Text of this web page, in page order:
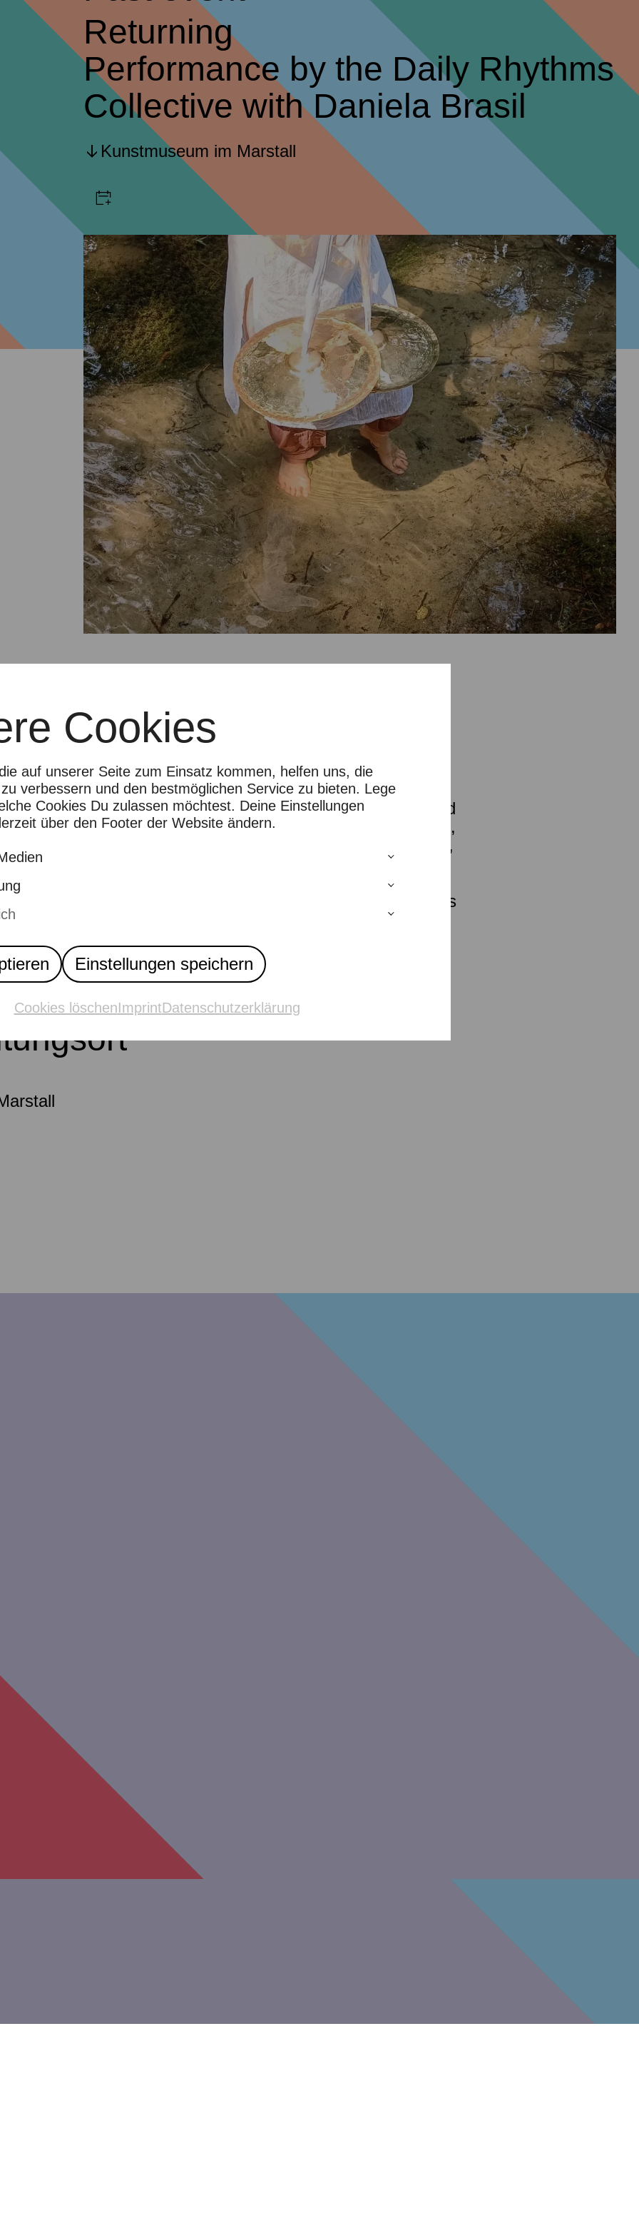
Cookies
auf unserer Seite zum Einsatz kommen, helfen uns, die
verbessern und den bestmöglichen Service zu bieten. Lege
Cookies Du zulassen möchtest. Deine Einstellungen
über den Footer der Website ändern.
Einstellungen speichern
Cookies löschenImprintDatenschutzerklärung
Returning
Performance by the Daily Rhythms
Collective with Daniela Brasil
Kunstmuseum im Marstall
(Daniela Brasil, Hyo Jin Shin & Otto Oscar
sound artist Hye-Eun Kim invite you to a sensuous,
in and around the Pader.
voice, percussion, and electronic music, an embodied
– ephemeral, permeable, alive. Mud becomes the medium,
the body the site. A temporary refuge for listening, release,
to take part.
clothing; a change of clothes is recommended. Towels
is free of charge.